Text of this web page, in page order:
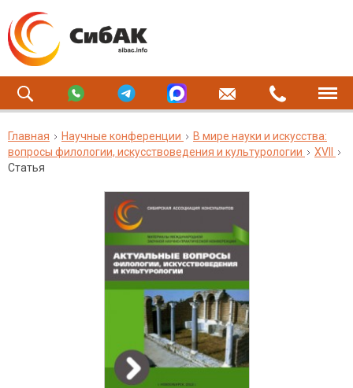
Главная Научные конференции
В мире науки и искусства:
вопросы филологии, искусствоведения и культурологии
XVII
Статья